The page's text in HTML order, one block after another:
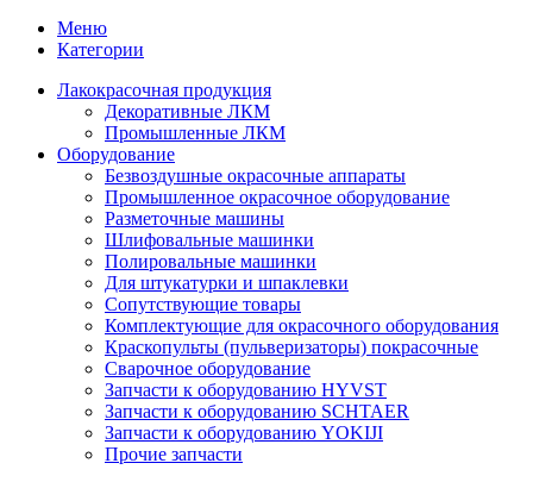
Меню
Категории
Лакокрасочная продукция
Декоративные ЛКМ
Промышленные ЛКМ
Оборудование
Безвоздушные окрасочные аппараты
Промышленное окрасочное оборудование
Разметочные машины
Шлифовальные машинки
Полировальные машинки
Для штукатурки и шпаклевки
Сопутствующие товары
Комплектующие для окрасочного оборудования
Краскопульты (пульверизаторы) покрасочные
Сварочное оборудование
Запчасти к оборудованию HYVST
Запчасти к оборудованию SCHTAER
Запчасти к оборудованию YOKIJI
Прочие запчасти